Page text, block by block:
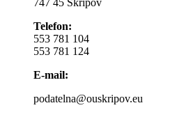
747 45 Skřipov
Telefon:
553 781 104
553 781 124
E-mail:
podatelna@ouskripov.eu